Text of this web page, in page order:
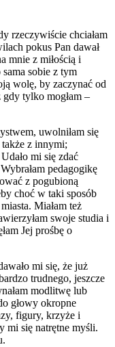
rzeczywiście chciałam
pokus Pan dawał
mnie z miłością i
sama sobie z tym
wolę, by zaczynać od
tylko mogłam –
uwolniłam się
z innymi;
mi się zdać
pedagogikę
z pogubioną
choć w taki sposób
Miałam też
swoje studia i
Jej prośbę o
mi się, że już
trudnego, jeszcze
modlitwę lub
głowy okropne
figury, krzyże i
mi się natrętne myśli.